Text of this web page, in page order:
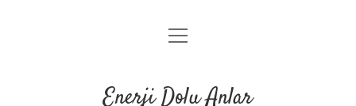
Anasayfa
menüyü
Enerji Dolu Anlar